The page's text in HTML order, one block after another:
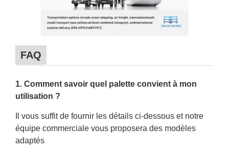
FAQ
1. Comment savoir quel palette convient à mon
utilisation ?
Il vous suffit de fournir les détails ci-dessous et notre
équipe commerciale vous proposera des modèles
adaptés